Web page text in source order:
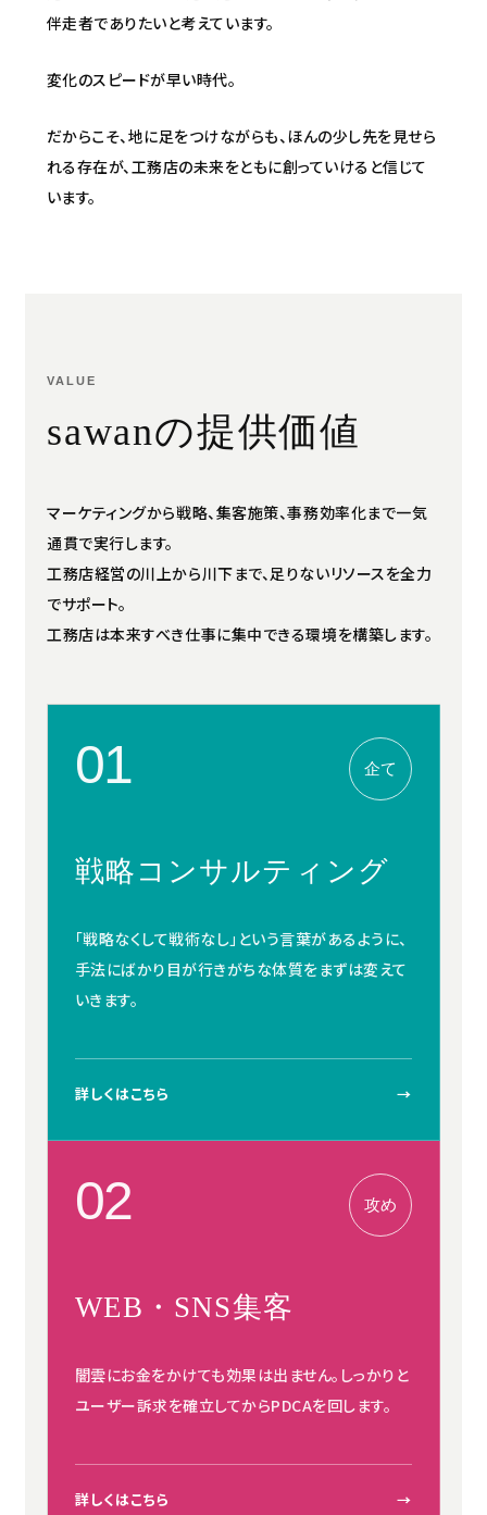
伴走者でありたいと考えています。
変化のスピードが早い時代。
だからこそ、地に足をつけながらも、ほんの少し先を見せら
れる存在が、工務店の未来をともに創っていけると信じて
います。
VALUE
sawanの提供価値
マーケティングから戦略、集客施策、事務効率化まで一気
通貫で実行します。
工務店経営の川上から川下まで、足りないリソースを全力
でサポート。
工務店は本来すべき仕事に集中できる環境を構築します。
01 企て
戦略コンサルティング
「戦略なくして戦術なし」という言葉があるように、
手法にばかり目が行きがちな体質をまずは変えて
いきます。
詳しくはこちら →
02 攻め
WEB・SNS集客
闇雲にお金をかけても効果は出ません。しっかりと
ユーザー訴求を確立してからPDCAを回します。
詳しくはこちら →